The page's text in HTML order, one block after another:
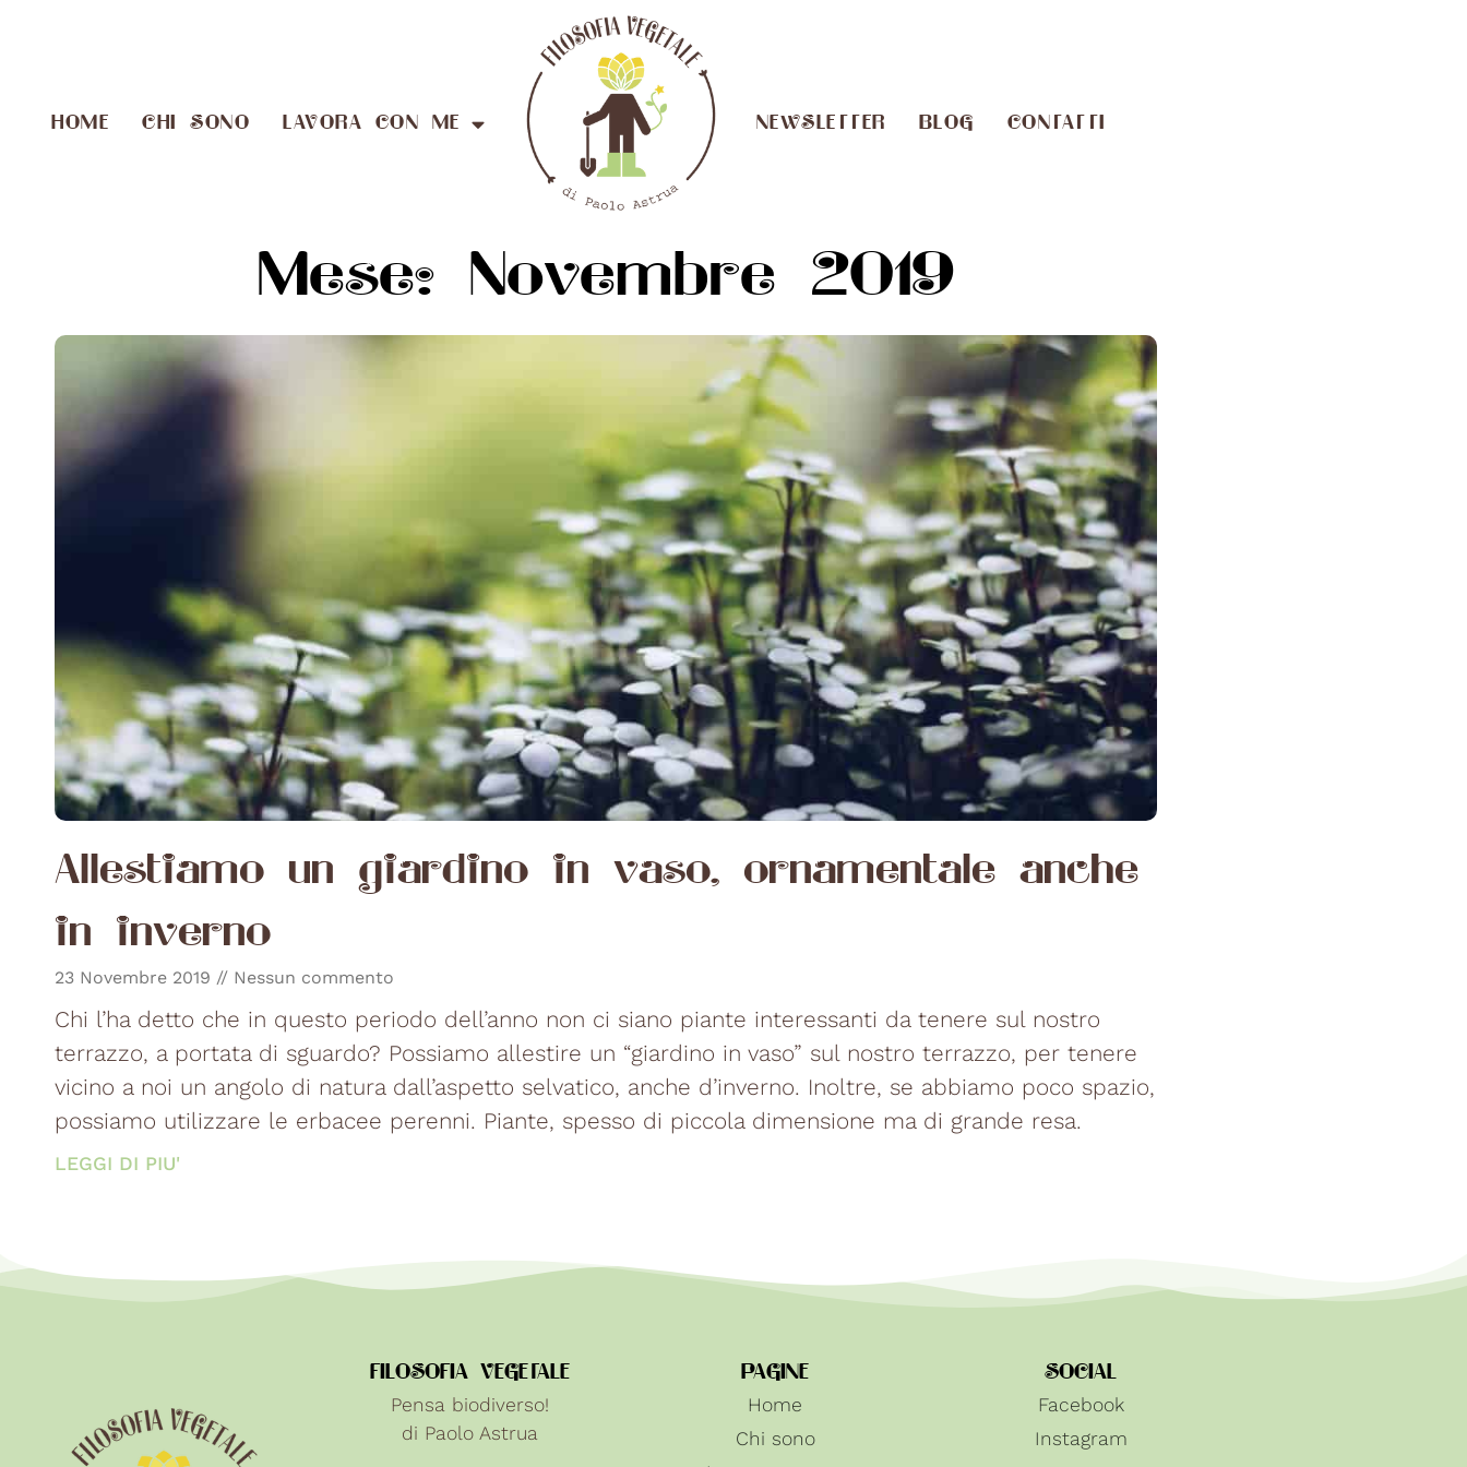
HOME CHI SONO LAVORA CON ME NEWSLETTER BLOG CONTATTI
Mese: Novembre 2019
Allestiamo un giardino in vaso, ornamentale anche
in inverno
23 Novembre 2019 Nessun commento
Chi l’ha detto che in questo periodo dell’anno non ci siano piante interessanti da tenere sul nostro
terrazzo, a portata di sguardo? Possiamo allestire un “giardino in vaso” sul nostro terrazzo, per tenere
vicino a noi un angolo di natura dall’aspetto selvatico, anche d’inverno. Inoltre, se abbiamo poco spazio,
possiamo utilizzare le erbacee perenni. Piante, spesso di piccola dimensione ma di grande resa.
LEGGI DI PIU'
FILOSOFIA VEGETALE
Pensa biodiverso!
di Paolo Astrua
PAGINE
Home
Chi sono
SOCIAL
Facebook
Instagram